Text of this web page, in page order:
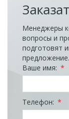
Менеджеры
вопросы и
подготовят
предложение.
Ваше имя: *
Телефон: *